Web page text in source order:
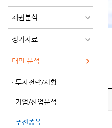
채권분석
정기자료
대만 분석
투자전략/시황
기업/산업분석
추천종목